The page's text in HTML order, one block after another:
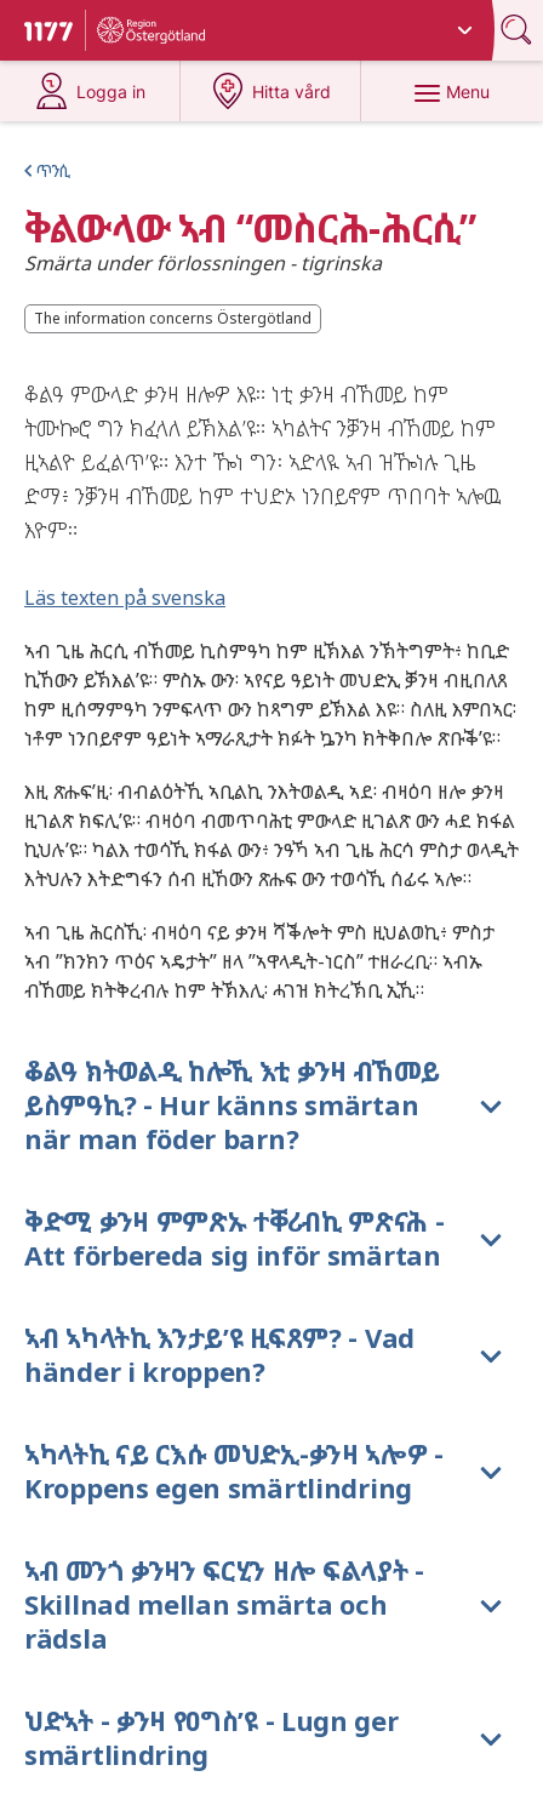
To start page for 1177
Du har valt region
Logga in
at 1177.se
Hitta vård
at 1177.se
Menu
ጥንሲ
ቅልውላው ኣብ “መስርሕ-ሕርሲ”
Smärta under förlossningen - tigrinska
The information concerns Östergötland
The information concerns Östergötland
ቆልዓ ምውላድ ቃንዛ ዘሎዎ እዩ። ነቲ ቃንዛ ብኸመይ ከም
ትሙኰሮ ግን ክፈላለ ይኽእል’ዩ። ኣካልትና ንቓንዛ ብኸመይ ከም
ዚኣልዮ ይፈልጥ’ዩ። እንተ ዀነ ግን፡ ኣድላዪ ኣብ ዝዀነሉ ጊዜ
ድማ፥ ንቓንዛ ብኸመይ ከም ተህድኦ ነንበይኖም ጥበባት ኣሎዉ
እዮም።
Läs texten på svenska
ኣብ ጊዜ ሕርሲ ብኸመይ ኪስምዓካ ከም ዚኽእል ንኽትግምት፥ ከቢድ
ኪኸውን ይኽእል’ዩ። ምስኡ ውን፡ ኣየናይ ዓይነት መህድኢ ቓንዛ ብዚበለጸ
ከም ዚሰማምዓካ ንምፍላጥ ውን ከጻግም ይኽእል እዩ። ስለዚ እምበኣር፡
ነቶም ነንበይኖም ዓይነት ኣማራጺታት ክፉት ኴንካ ክትቅበሎ ጽቡቕ’ዩ።
እዚ ጽሑፍ’ዚ፡ ብብልዕትኺ ኣቢልኪ ንእትወልዲ ኣደ፡ ብዛዕባ ዘሎ ቃንዛ
ዚገልጽ ክፍሊ’ዩ። ብዛዕባ ብመጥባሕቲ ምውላድ ዚገልጽ ውን ሓደ ክፋል
ኪህሉ’ዩ። ካልእ ተወሳኺ ክፋል ውን፥ ንዓኻ ኣብ ጊዜ ሕርሳ ምስታ ወላዲት
እትህሉን እትድግፋን ሰብ ዚኸውን ጽሑፍ ውን ተወሳኺ ሰፊሩ ኣሎ።
ኣብ ጊዜ ሕርስኺ፡ ብዛዕባ ናይ ቃንዛ ሻቕሎት ምስ ዚህልወኪ፥ ምስታ
ኣብ ”ክንክን ጥዕና ኣዴታት” ዘላ ”ኣዋላዲት-ነርስ” ተዘራረቢ። ኣብኡ
ብኸመይ ክትቅረብሉ ከም ትኽእሊ፡ ሓገዝ ክትረኽቢ ኢኺ።
ቆልዓ ክትወልዲ ከሎኺ እቲ ቃንዛ ብኸመይ
ይስምዓኪ? - Hur känns smärtan
när man föder barn?
ቅድሚ ቃንዛ ምምጽኡ ተቐሪብኪ ምጽናሕ -
Att förbereda sig inför smärtan
ኣብ ኣካላትኪ እንታይ’ዩ ዚፍጸም? - Vad
händer i kroppen?
ኣካላትኪ ናይ ርእሱ መህድኢ-ቃንዛ ኣሎዎ -
Kroppens egen smärtlindring
ኣብ መንጎ ቃንዛን ፍርሂን ዘሎ ፍልላያት -
Skillnad mellan smärta och
rädsla
ህድኣት - ቃንዛ የዐግስ’ዩ - Lugn ger
smärtlindring